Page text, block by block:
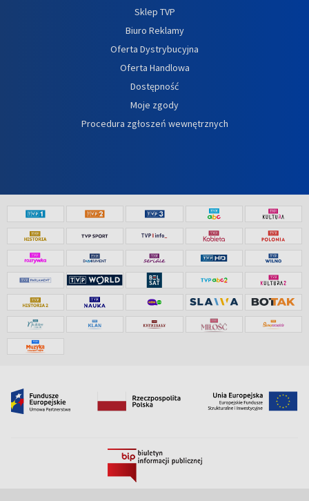
Sklep TVP
Biuro Reklamy
Oferta Dystrybucyjna
Oferta Handlowa
Dostępność
Moje zgody
Procedura zgłoszeń wewnętrznych